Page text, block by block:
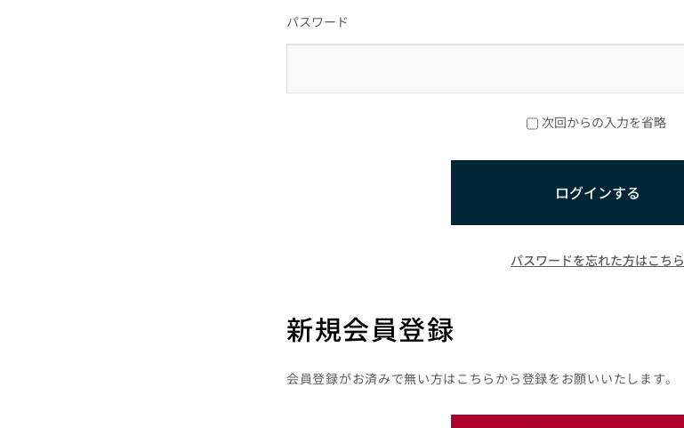
パスワード
次回からの入力を省略
ログインする
パスワードを忘れた方はこちら
新規会員登録
会員登録がお済みで無い方はこちらから登録をお願いいたします。